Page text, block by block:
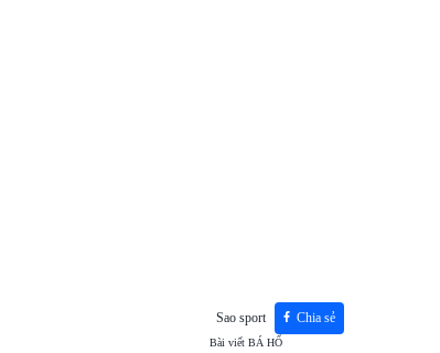
Sao sport Chia sẻ
Bài viết BÁ HỔ